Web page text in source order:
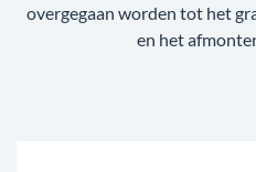
overgegaan worden tot het
en het